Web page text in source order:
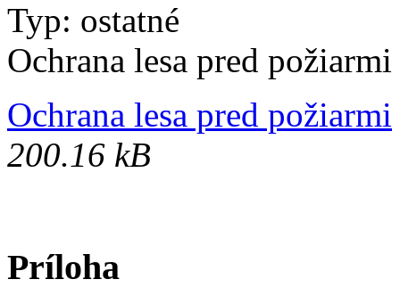
Typ: ostatné
Ochrana lesa pred požiarmi
Ochrana lesa pred požiarmi
200.16 kB
Príloha